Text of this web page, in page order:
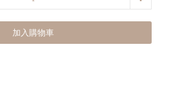
加入購物車